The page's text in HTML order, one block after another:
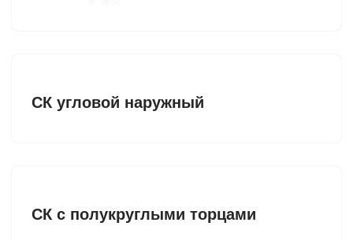
СК угловой наружный
СК с полукруглыми торцами